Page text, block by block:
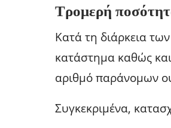
Τρομερή
Κατά τη διάρκεια
κατάστημα καθώς
αριθμό παράνομων
Συγκεκριμένα,